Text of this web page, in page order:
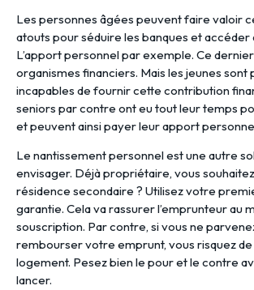
Les personnes âgées peuvent faire valoir
atouts pour séduire les banques et accéder
L’apport personnel par exemple. Ce
organismes financiers. Mais les jeunes sont
incapables de fournir cette contribution
seniors par contre ont eu tout leur temps
et peuvent ainsi payer leur apport
Le nantissement personnel est une autre
envisager. Déjà propriétaire, vous
résidence secondaire ? Utilisez votre
garantie. Cela va rassurer l’emprunteur au
souscription. Par contre, si vous ne
rembourser votre emprunt, vous risquez
logement. Pesez bien le pour et le contre
lancer.